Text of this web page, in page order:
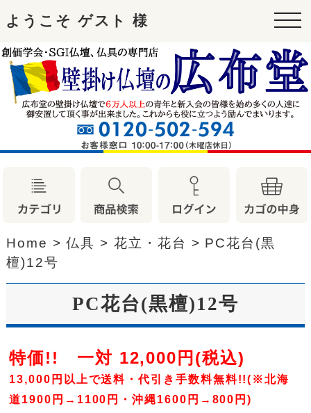
ようこそ ゲスト 様
Home >仏具 >花立・花台 > PC花台(黒
檀)12号
PC花台(黒檀)12号
特価!! 一対 12,000円(税込)
13,000円以上で送料・代引き手数料無料!!(※北海
道1900円→1100円・沖縄1600円→800円)